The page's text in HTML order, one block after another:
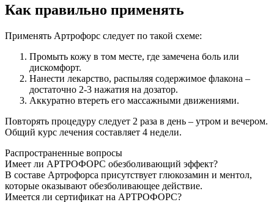
Как правильно применять
Применять Артрофорс следует по такой схеме:
Промыть кожу в том месте, где замечена боль или
дискомфорт.
Нанести лекарство, распыляя содержимое флакона –
достаточно 2-3 нажатия на дозатор.
Аккуратно втереть его массажными движениями.
Повторять процедуру следует 2 раза в день – утром и вечером.
Общий курс лечения составляет 4 недели.
Распространенные вопросы
Имеет ли АРТРОФОРС обезболивающий эффект?
В составе Артрофорса присутствует глюкозамин и ментол,
которые оказывают обезболивающее действие.
Имеется ли сертификат на АРТРОФОРС?